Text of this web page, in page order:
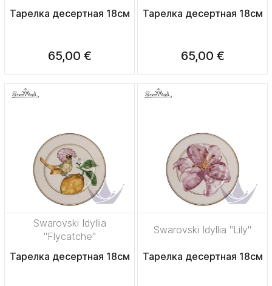
Тарелка десертная 18см
65,00 €
Тарелка десертная 18см
65,00 €
Swarovski Idyllia
"Flycatche"
Тарелка десертная 18см
Swarovski Idyllia "Lily"
Тарелка десертная 18см